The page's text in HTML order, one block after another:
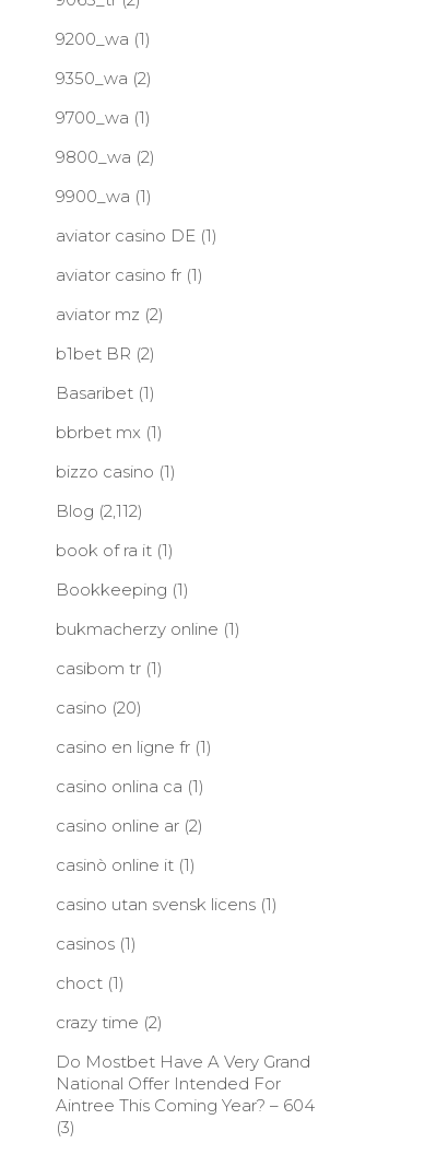
9200_wa (1)
9350_wa (2)
9700_wa (1)
9800_wa (2)
9900_wa (1)
aviator casino DE(1)
aviator casino fr(1)
aviator mz (2)
b1bet BR (2)
Basaribet(1)
bbrbet mx (1)
bizzo casino (1)
Blog (2,112)
book of ra it(1)
Bookkeeping (1)
bukmacherzy online (1)
casibom tr(1)
casino (20)
casino en ligne fr(1)
casino onlina ca (1)
casino online ar(2)
casinò online it(1)
casino utan svensk licens(1)
casinos(1)
choct(1)
crazy time (2)
Do Mostbet Have A Very Grand
National Offer Intended For
Aintree This Coming Year? – 604
(3)